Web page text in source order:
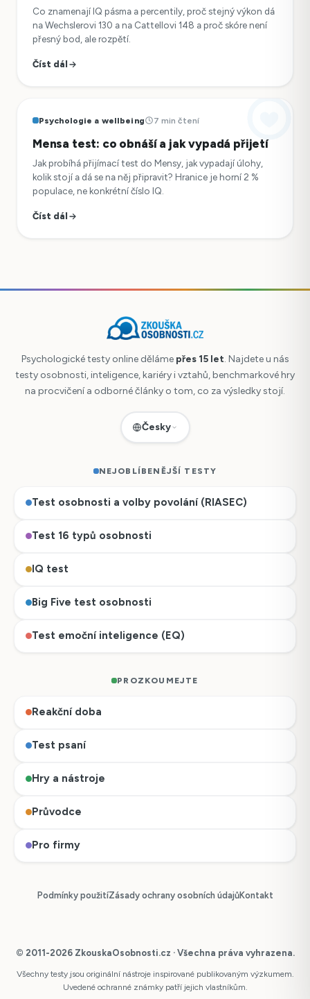
Česky
Co znamenají IQ pásma a percentily, proč stejný výkon dá
na Wechslerovi 130 a na Cattellovi 148 a proč skóre není
přesný bod, ale rozpětí.
Číst dál
Psychologie a wellbeing 7 min čtení
Mensa test: co obnáší a jak vypadá přijetí
Jak probíhá přijímací test do Mensy, jak vypadají úlohy,
kolik stojí a dá se na něj připravit? Hranice je horní 2 %
populace, ne konkrétní číslo IQ.
Číst dál
Psychologické testy online děláme přes 15 let. Najdete u nás
testy osobnosti, inteligence, kariéry i vztahů, benchmarkové hry
na procvičení a odborné články o tom, co za výsledky stojí.
Česky
NEJOBLÍBENĚJŠÍ TESTY
Test osobnosti a volby povolání (RIASEC)
Test 16 typů osobnosti
IQ test
Big Five test osobnosti
Test emoční inteligence (EQ)
PROZKOUMEJTE
Reakční doba
Test psaní
Hry a nástroje
Průvodce
Pro firmy
Podmínky použitíZásady ochrany osobních údajůKontakt
© 2011-2026 ZkouskaOsobnosti.cz · Všechna práva vyhrazena.
Všechny testy jsou originální nástroje inspirované publikovaným výzkumem.
Uvedené ochranné známky patří jejich vlastníkům.